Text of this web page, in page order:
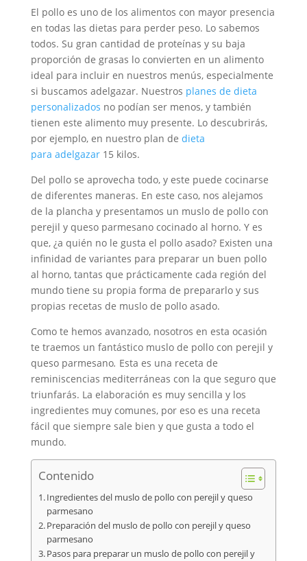
El pollo es uno de los alimentos con mayor presencia
en todas las dietas para perder peso. Lo sabemos
todos. Su gran cantidad de proteínas y su baja
proporción de grasas lo convierten en un alimento
ideal para incluir en nuestros menús, especialmente
si buscamos adelgazar. Nuestros planes de dieta
personalizados no podían ser menos, y también
tienen este alimento muy presente. Lo descubrirás,
por ejemplo, en nuestro plan de dieta
para adelgazar15 kilos.
Del pollo se aprovecha todo, y este puede cocinarse
de diferentes maneras. En este caso, nos alejamos
de la plancha y presentamos un muslo de pollo con
perejil y queso parmesano cocinado al horno. Y es
que, ¿a quién no le gusta el pollo asado? Existen una
infinidad de variantes para preparar un buen pollo
al horno, tantas que prácticamente cada región del
mundo tiene su propia forma de prepararlo y sus
propias recetas de muslo de pollo asado.
Como te hemos avanzado, nosotros en esta ocasión
te traemos un fantástico muslo de pollo con perejil y
queso parmesano. Esta es una receta de
reminiscencias mediterráneas con la que seguro que
triunfarás. La elaboración es muy sencilla y los
ingredientes muy comunes, por eso es una receta
fácil que siempre sale bien y que gusta a todo el
mundo.
Contenido
Ingredientes del muslo de pollo con perejil y queso
parmesano
Preparación del muslo de pollo con perejil y queso
parmesano
Pasos para preparar un muslo de pollo con perejil y